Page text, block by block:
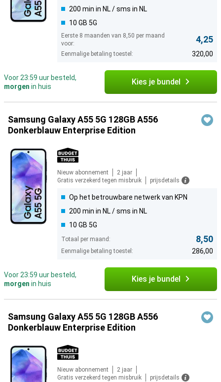
200 min in NL / sms in NL
10 GB 5G
Eerste 8 maanden van 8,50 per maand
voor:
4,25
Eenmalige betaling toestel: 320,00
Voor 23:59 uur besteld,
morgen in huis Kies je bundel
Samsung Galaxy A55 5G 128GB A556
Donkerblauw Enterprise Edition
Nieuw abonnement
2 jaar
Gratis verzekerd tegen misbruik
prijsdetails
Op het betrouwbare netwerk van KPN
200 min in NL / sms in NL
10 GB 5G
Totaal per maand: 8,50
Eenmalige betaling toestel: 286,00
Voor 23:59 uur besteld,
morgen in huis Kies je bundel
Samsung Galaxy A55 5G 128GB A556
Donkerblauw Enterprise Edition
Nieuw abonnement
2 jaar
Gratis verzekerd tegen misbruik
prijsdetails